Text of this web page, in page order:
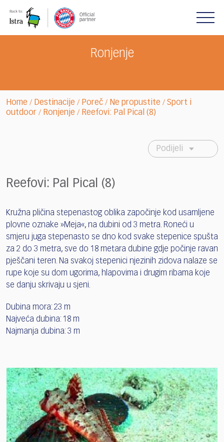
note:
Ronjenje
Home / Destinacije / Poreč / Ne propustite / Sport i
outdoor / Ronjenje / Reefovi: Pal Pical (8)
Podijeli
Reefovi: Pal Pical (8)
Kružna pličina stepenastog oblika započinje kod usamljene
plovne oznake »Meja«, na dubini od 3 metra. Roneći u
smjeru juga stepenasto se dno kod svake stepenice spušta
za 2 do 3 metra, sve do 18 metara dubine gdje počinje ravan
pješčani teren. Na svakoj stepenici njezinih zidova nalaze se
rupe koje su dom ugorima, hlapovima i drugim ribama koje
se danju skrivaju u sjeni.
Dubina mora: 23 m
Najveća dubina: 18 m
Najmanja dubina: 3 m